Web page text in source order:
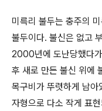
미륵리 불두는 충주의
불두이다. 불신은 없고
2000년에 도난당했다
후 새로 만든 불신 위에
목구비가 뚜렷하게 남아
자형으로 다소 작게 표